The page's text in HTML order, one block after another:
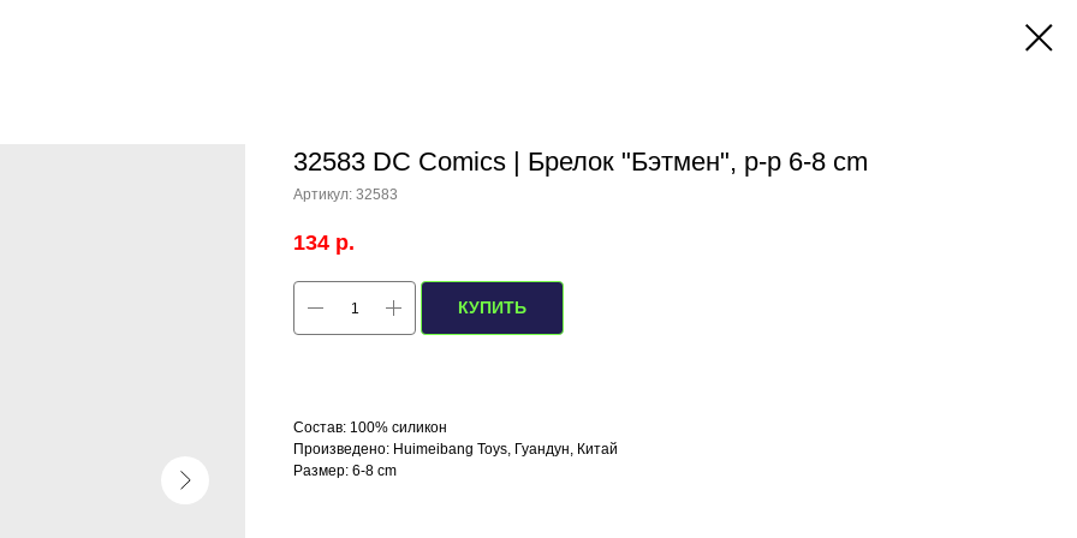
32583 DC Comics | Брелок "Бэтмен", р-р 6-8 cm
Артикул: 32583
134 р.
КУПИТЬ
Состав: 100% силикон
Произведено: Huimeibang Toys, Гуандун, Китай
Размер: 6-8 cm